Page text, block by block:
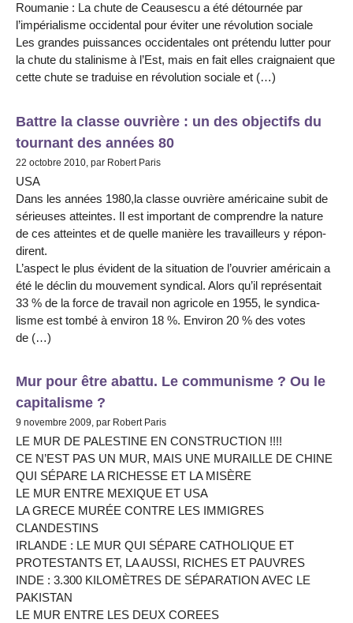
Roumanie : La chute de Ceausescu a été détournée par
l’impérialisme occidental pour éviter une révolution sociale
Les grandes puissances occidentales ont prétendu lutter pour
la chute du stalinisme à l’Est, mais en fait elles craignaient que
cette chute se traduise en révolution sociale et (…)
Battre la classe ouvrière : un des objectifs du
tournant des années 80
22 octobre 2010, par Robert Paris
USA
Dans les années 1980,la classe ouvrière amé­ric­aine subit de
séri­euses attein­tes. Il est impor­tant de com­pren­dre la nature
de ces attein­tes et de quelle manière les tra­vailleurs y rép­on­
dirent.
L’aspect le plus évident de la situa­tion de l’ouvrier amé­ricain a
été le déclin du mou­ve­ment syn­di­cal. Alors qu’il représ­entait
33 % de la force de tra­vail non agri­cole en 1955, le syn­di­ca­
lisme est tombé à envi­ron 18 %. Environ 20 % des votes
de (…)
Mur pour être abattu. Le communisme ? Ou le
capitalisme ?
9 novembre 2009, par Robert Paris
LE MUR DE PALESTINE EN CONSTRUCTION !!!!
CE N’EST PAS UN MUR, MAIS UNE MURAILLE DE CHINE
QUI SÉPARE LA RICHESSE ET LA MISÈRE
LE MUR ENTRE MEXIQUE ET USA
LA GRECE MURÉE CONTRE LES IMMIGRES
CLANDESTINS
IRLANDE : LE MUR QUI SÉPARE CATHOLIQUE ET
PROTESTANTS ET, LA AUSSI, RICHES ET PAUVRES
INDE : 3.300 KILOMÈTRES DE SÉPARATION AVEC LE
PAKISTAN
LE MUR ENTRE LES DEUX COREES